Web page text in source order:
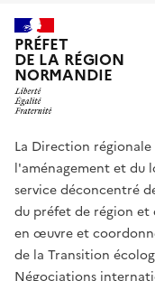
PRÉFET
DE LA RÉGION
NORMANDIE
La Direction
l'aménagement et du
service déconcentré
du préfet de région et
en œuvre et
de la Transition